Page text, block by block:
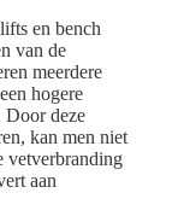
en bench
van de
meerdere
hogere
Door deze
kan men niet
vetverbranding
aan